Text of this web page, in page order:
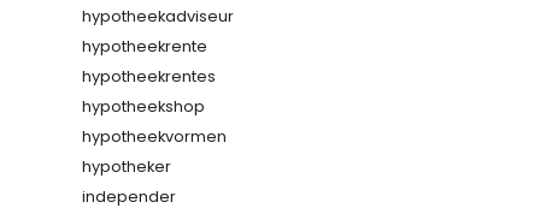
hypotheekadviseur
hypotheekrente
hypotheekrentes
hypotheekshop
hypotheekvormen
hypotheker
independer